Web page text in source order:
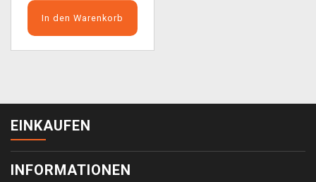
In den Warenkorb
EINKAUFEN
INFORMATIONEN